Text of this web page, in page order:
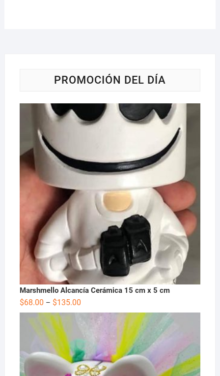
PROMOCIÓN DEL DÍA
Marshmello Alcancía Cerámica 15 cm x 5 cm
$68.00 – $135.00